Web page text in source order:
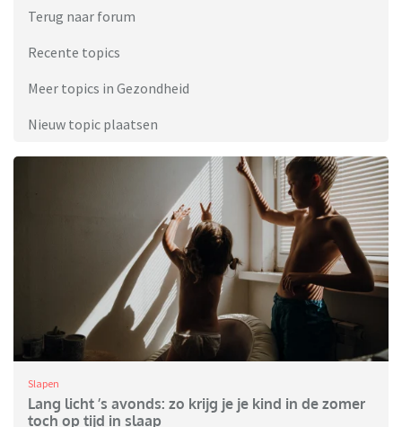
Terug naar forum
Recente topics
Meer topics in Gezondheid
Nieuw topic plaatsen
Slapen
Lang licht ’s avonds: zo krijg je je kind in de zomer
toch op tijd in slaap